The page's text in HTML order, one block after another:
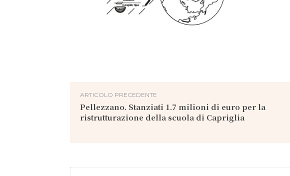
ARTICOLO PRECEDENTE
Pellezzano. Stanziati 1.7 milioni di euro per la
ristrutturazione della scuola di Capriglia